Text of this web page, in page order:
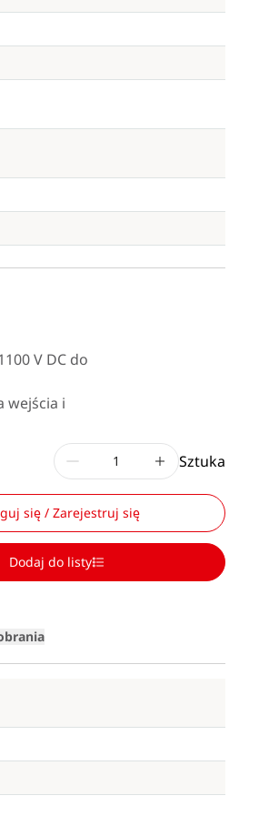
V DC do
wejścia i
Loading
Sztuka
się / Zarejestruj się
Dodaj do listy